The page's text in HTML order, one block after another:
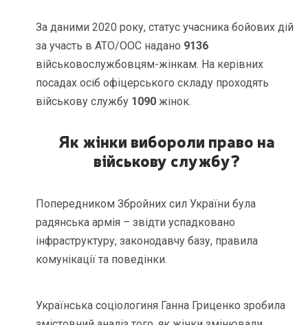
За даними 2020 року, статус учасника бойових дій
за участь в АТО/ООС надано 9136
військовослужбовцям-жінкам. На керівних
посадах осіб офіцерського складу проходять
військову службу 1090 жінок.
Як жінки вибороли право на
військову службу?
Попередником Збройних сил України була
радянська армія – звідти успадковано
інфраструктуру, законодавчу базу, правила
комунікації та поведінки.
Українська соціологиня Ганна Гриценко зробила